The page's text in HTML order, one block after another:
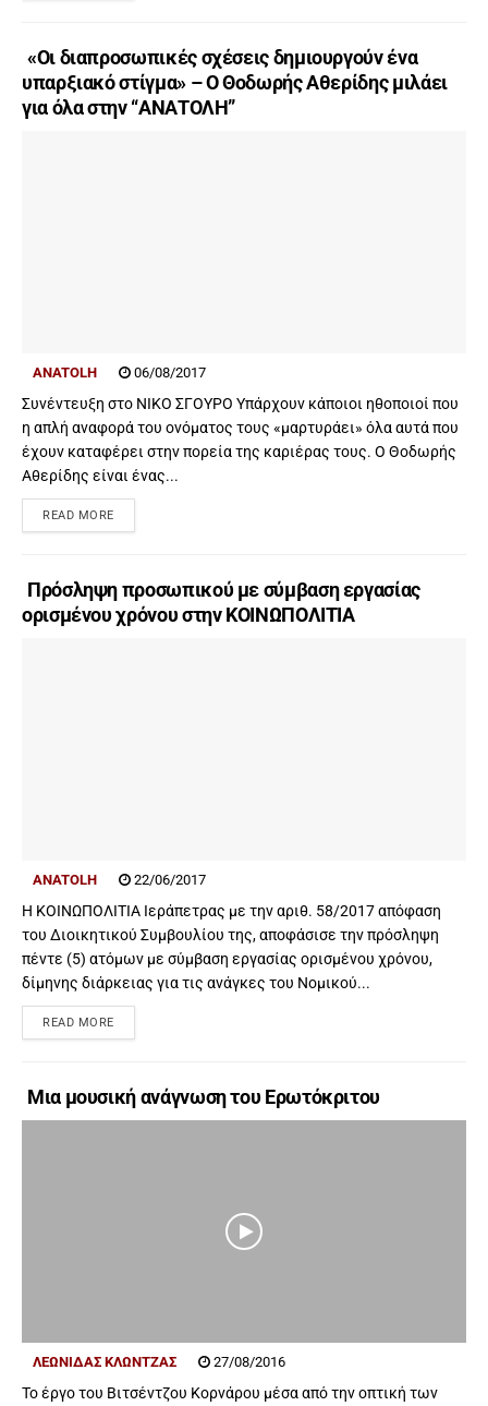
«Οι διαπροσωπικές σχέσεις δημιουργούν ένα
υπαρξιακό στίγμα» – Ο Θοδωρής Αθερίδης μιλάει
για όλα στην “ΑΝΑΤΟΛΗ”
ANATOLH 06/08/2017
Συνέντευξη στο ΝΙΚΟ ΣΓΟΥΡΟ Υπάρχουν κάποιοι ηθοποιοί που
η απλή αναφορά του ονόματος τους «μαρτυράει» όλα αυτά που
έχουν καταφέρει στην πορεία της καριέρας τους. Ο Θοδωρής
Αθερίδης είναι ένας...
READ MORE
Πρόσληψη προσωπικού με σύμβαση εργασίας
ορισμένου χρόνου στην ΚΟΙΝΩΠΟΛΙΤΙΑ
ANATOLH 22/06/2017
Η ΚΟΙΝΩΠΟΛΙΤΙΑ Ιεράπετρας με την αριθ. 58/2017 απόφαση
του Διοικητικού Συμβουλίου της, αποφάσισε την πρόσληψη
πέντε (5) ατόμων με σύμβαση εργασίας ορισμένου χρόνου,
δίμηνης διάρκειας για τις ανάγκες του Νομικού...
READ MORE
Μια μουσική ανάγνωση του Ερωτόκριτου
ΛΕΩΝΊΔΑΣ ΚΛΏΝΤΖΑΣ 27/08/2016
Το έργο του Βιτσέντζου Κορνάρου μέσα από την οπτική των